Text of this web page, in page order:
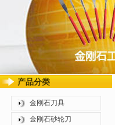
产品分类
金刚石刀具
金刚石砂轮刀